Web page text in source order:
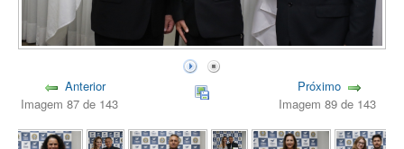
Anterior
Imagem 87 de 143
Próximo
Imagem 89 de 143